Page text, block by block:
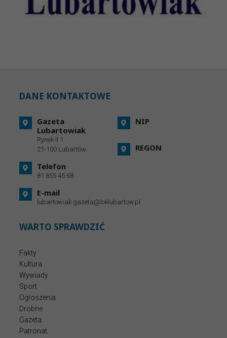
DANE KONTAKTOWE
Gazeta
Lubartowiak
Rynek II 1
21-100 Lubartów
Telefon
81 855 45 68
E-mail
lubartowiak.gazeta@loklubartow.pl
NIP
REGON
WARTO SPRAWDZIĆ
Fakty
Kultura
Wywiady
Sport
Ogłoszenia
Drobne
Gazeta
Patronat